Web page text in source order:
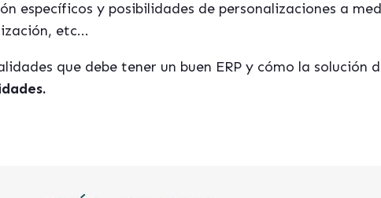
específicos y posibilidades de personalizaciones a
etc...
que debe tener un buen ERP y cómo la solución